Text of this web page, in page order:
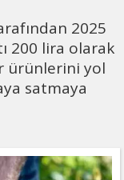
2025
200 lira olarak
ürünlerini yol
satmaya